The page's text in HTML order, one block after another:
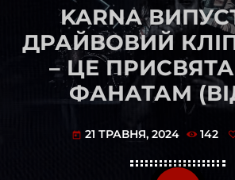
KARNA
ДРАЙВОВИЙ
– ЦЕ ПРИСВЯТА
ФАНАТАМ
today 21 ТРАВНЯ, 2024 142